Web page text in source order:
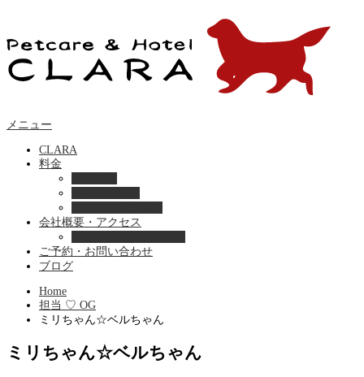
メニュー
CLARA
料金
会社概要・アクセス
ご予約・お問い合わせ
ブログ
Home
担当 ♡ OG
ミリちゃん☆ベルちゃん
ミリちゃん☆ベルちゃん